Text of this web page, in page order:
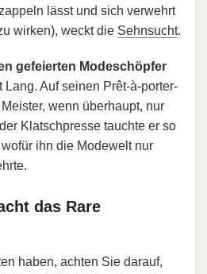
lässt und sich verwehrt
wirken), weckt die Sehnsucht.
gefeierten Modeschöpfer
Auf seinen Prêt-à-porter-
wenn überhaupt, nur
Klatschpresse tauchte er so
ihn die Modewelt nur
das Rare
haben, achten Sie darauf,